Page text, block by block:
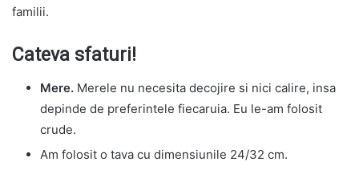
familii.
Cateva sfaturi!
Mere. Merele nu necesita decojire si nici calire, insa
depinde de preferintele fiecaruia. Eu le-am folosit
crude.
Am folosit o tava cu dimensiunile 24/32 cm.